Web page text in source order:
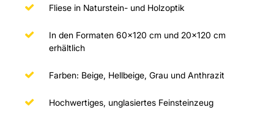
Fliese in Naturstein- und Holzoptik
In den Formaten 60x120 cm und 20x120 cm
erhältlich
Farben: Beige, Hellbeige, Grau und Anthrazit
Hochwertiges, unglasiertes Feinsteinzeug